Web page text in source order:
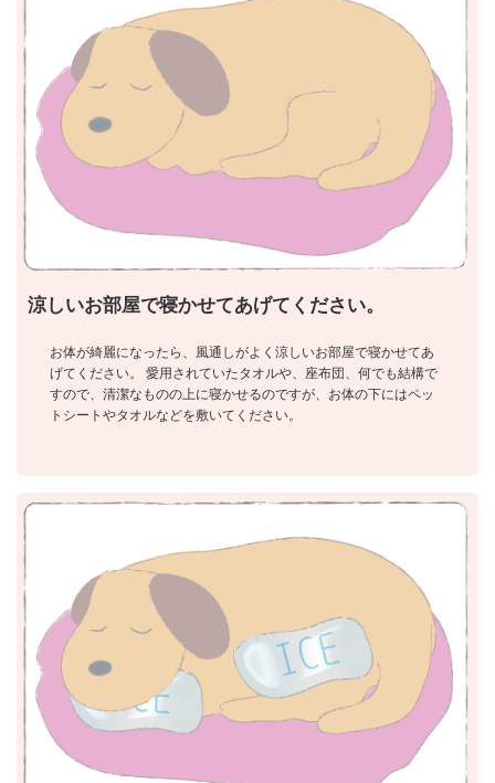
涼しいお部屋で寝かせてあげてください。
お体が綺麗になったら、風通しがよく涼しいお部屋で寝かせてあ
げてください。 愛用されていたタオルや、座布団、何でも結構で
すので、清潔なものの上に寝かせるのですが、お体の下にはペッ
トシートやタオルなどを敷いてください。